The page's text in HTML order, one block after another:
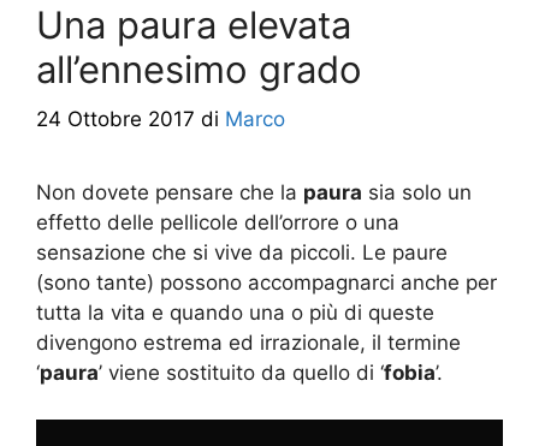
Una paura elevata
all’ennesimo grado
24 Ottobre 2017 di Marco
Non dovete pensare che la paura sia solo un
effetto delle pellicole dell’orrore o una
sensazione che si vive da piccoli. Le paure
(sono tante) possono accompagnarci anche per
tutta la vita e quando una o più di queste
divengono estrema ed irrazionale, il termine
‘paura’ viene sostituito da quello di ‘fobia’.